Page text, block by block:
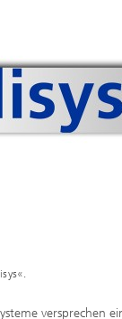
versprechen